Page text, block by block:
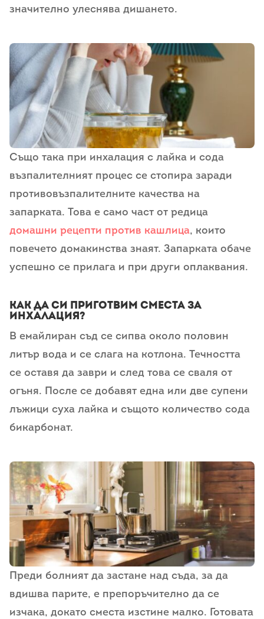
значително улеснява дишането.
Също така при инхалация с лайка и сода
възпалителният процес се стопира заради
противовъзпалителните качества на
запарката. Това е само част от редица
домашни рецепти против кашлица, които
повечето домакинства знаят. Запарката обаче
успешно се прилага и при други оплаквания.
Как да си приготвим сместа за
инхалация?
В емайлиран съд се сипва около половин
литър вода и се слага на котлона. Течността
се оставя да заври и след това се сваля от
огъня. После се добавят една или две супени
лъжици суха лайка и същото количество сода
бикарбонат.
Преди болният да застане над съда, за да
вдишва парите, е препоръчително да се
изчака, докато сместа изстине малко. Готовата